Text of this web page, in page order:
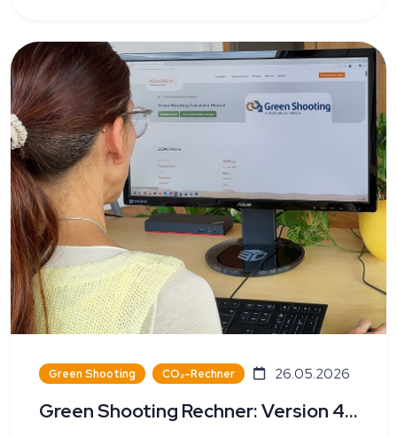
Green Shooting CO₂-Rechner 26.05.2026
Green Shooting Rechner: Version 4.2